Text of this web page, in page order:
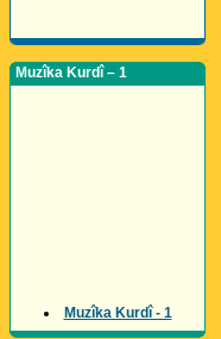
Muzîka Kurdî – 1
Muzîka Kurdî - 1